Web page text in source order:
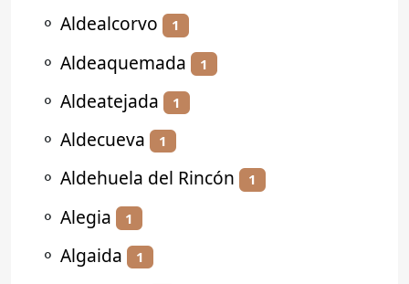
⚬ Aldealcorvo 1
⚬ Aldeaquemada 1
⚬ Aldeatejada 1
⚬ Aldecueva 1
⚬ Aldehuela del Rincón 1
⚬ Alegia 1
⚬ Algaida 1